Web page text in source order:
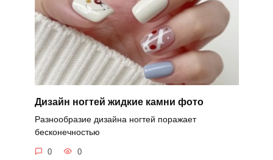
Дизайн ногтей жидкие камни фото
Разнообразие дизайна ногтей поражает
бесконечностью
0 0